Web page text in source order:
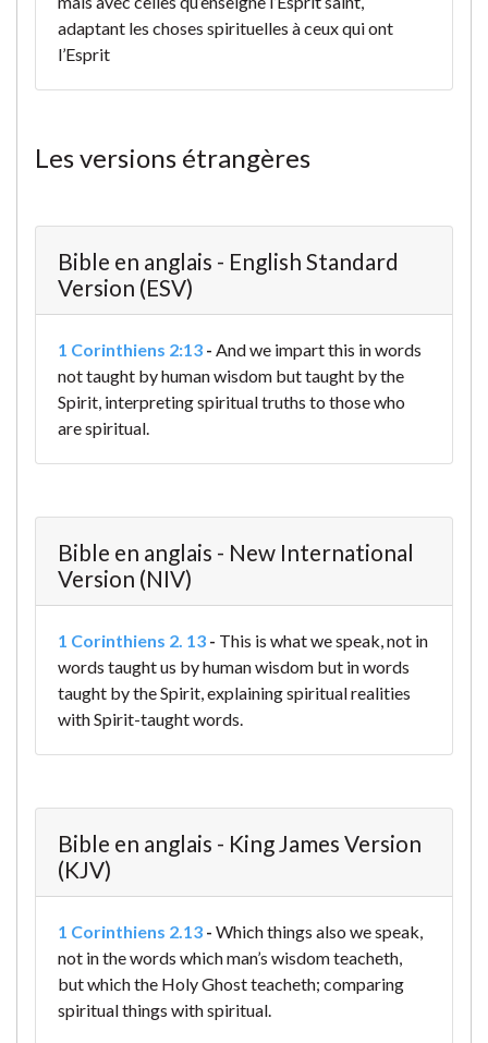
adaptant les choses spirituelles à ceux qui ont
l’Esprit
Les versions étrangères
Bible en anglais - English Standard
Version (ESV)
1 Corinthiens 2:13 - And we impart this in words
not taught by human wisdom but taught by the
Spirit, interpreting spiritual truths to those who
are spiritual.
Bible en anglais - New International
Version (NIV)
1 Corinthiens 2. 13 - This is what we speak, not in
words taught us by human wisdom but in words
taught by the Spirit, explaining spiritual realities
with Spirit-taught words.
Bible en anglais - King James Version
(KJV)
1 Corinthiens 2.13 - Which things also we speak,
not in the words which man’s wisdom teacheth,
but which the Holy Ghost teacheth; comparing
spiritual things with spiritual.